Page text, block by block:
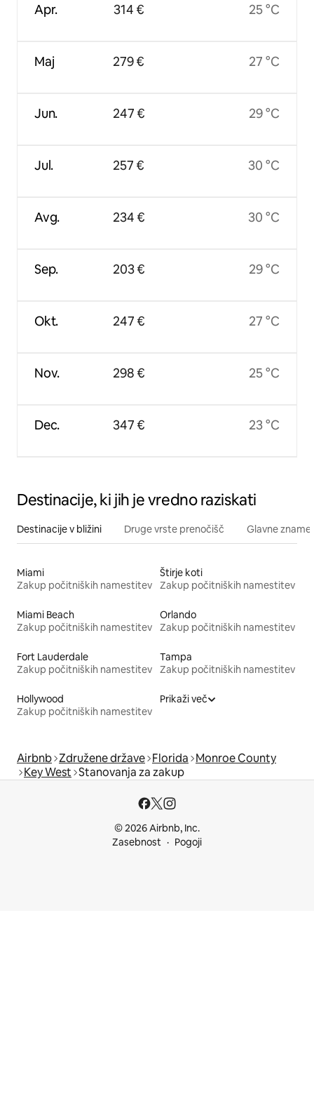
Apr.
Maj
Jun.
Jul.
Avg.
Sep.
Okt.
Nov.
Dec.
314 €
279 €
247 €
257 €
234 €
203 €
247 €
298 €
347 €
25 °C
27 °C
29 °C
30 °C
30 °C
29 °C
27 °C
25 °C
23 °C
Destinacije, ki jih je vredno raziskati
Destinacije v bližini Druge vrste prenočišč Glavne
Miami
Zakup počitniških namestitev
Štirje koti
Zakup počitniških namestitev
Miami Beach
Zakup počitniških namestitev
Orlando
Zakup počitniških namestitev
Fort Lauderdale
Zakup počitniških namestitev
Tampa
Zakup počitniških namestitev
Hollywood
Zakup počitniških namestitev
Prikaži več
Airbnb Združene države Florida Monroe County
Key West Stanovanja za zakup
© 2026 Airbnb, Inc.
Zasebnost
Pogoji